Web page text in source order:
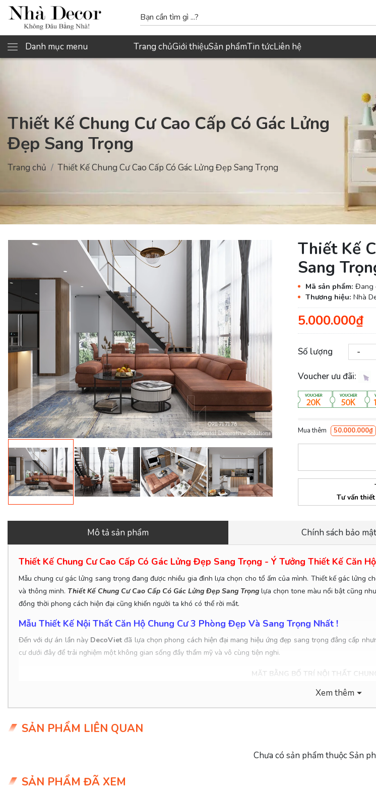
Danh mục menu Trang chủGiới thiệuSản phẩmTin tứcLiên hệ
Thiết Kế Chung Cư Cao Cấp Có Gác Lửng
Đẹp Sang Trọng
Trang chủ Thiết Kế Chung Cư Cao Cấp Có Gác Lửng Đẹp Sang Trọng
Thiết Kế
Sang
Mã sản phẩm: Đang
Thương hiệu: Nhà
5.000.000₫
Số lượng -
Voucher ưu đãi:
Mua thêm 50.000.000₫
Tư vấn
Mô tả sản phẩm Chính sách bảo mật
Thiết Kế Chung Cư Cao Cấp Có Gác Lửng Đẹp Sang Trọng - Ý Tưởng Thiết Kế Căn
Mẫu chung cư gác lửng sang trọng đang được nhiều gia đình lựa chọn cho tổ ấm của mình. Thiết kế gác lửng
và thông minh. Thiết Kế Chung Cư Cao Cấp Có Gác Lửng Đẹp Sang Trọnglựa chọn tone màu nổi bật cũng
đồng thời phong cách hiện đại cũng khiến người ta khó có thể rời mắt.
Mẫu Thiết Kế Nội Thất Căn Hộ Chung Cư 3 Phòng Đẹp Và Sang Trọng Nhất !
Đến với dự án lần này DecoViet đã lựa chọn phong cách hiện đại mang hiệu ứng đẹp sang trọng đẳng cấp
cư dưới đây để trải nghiệm một không gian sống đầy thẩm mỹ và vô cùng tiện nghi.
MẶT BẰNG BỐ TRÍ NỘI THẤT
Xem thêm
SẢN PHẨM LIÊN QUAN
Chưa có sản phẩm thuộc Sản
SẢN PHẨM ĐÃ XEM